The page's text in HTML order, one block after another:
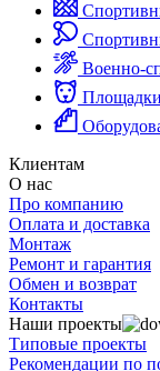
Военно-
Площадки
Клиентам
О нас
Про компанию
Оплата и доставка
Монтаж
Ремонт и гарантия
Обмен и возврат
Контакты
Наши проекты
Типовые проекты
Рекомендации по